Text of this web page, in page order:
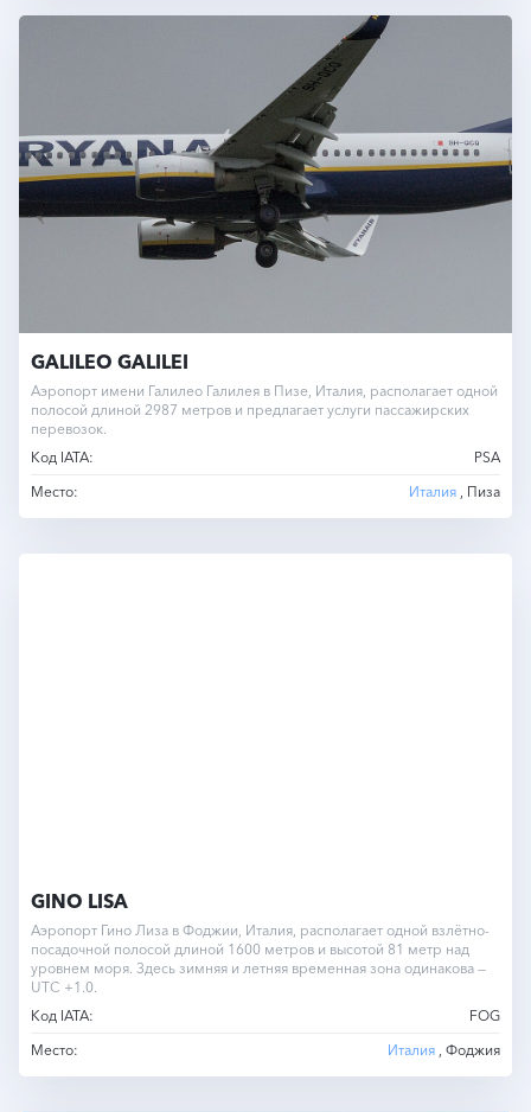
GALILEO GALILEI
Аэропорт имени Галилео Галилея в Пизе, Италия, располагает одной
полосой длиной 2987 метров и предлагает услуги пассажирских
перевозок.
Код IATA:
PSA
Место:
Италия , Пиза
GINO LISA
Аэропорт Гино Лиза в Фоджии, Италия, располагает одной взлётно-
посадочной полосой длиной 1600 метров и высотой 81 метр над
уровнем моря. Здесь зимняя и летняя временная зона одинакова —
UTC +1.0.
Код IATA:
FOG
Место:
Италия , Фоджия